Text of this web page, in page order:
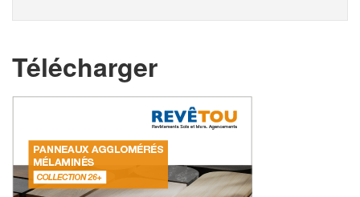
Télécharger